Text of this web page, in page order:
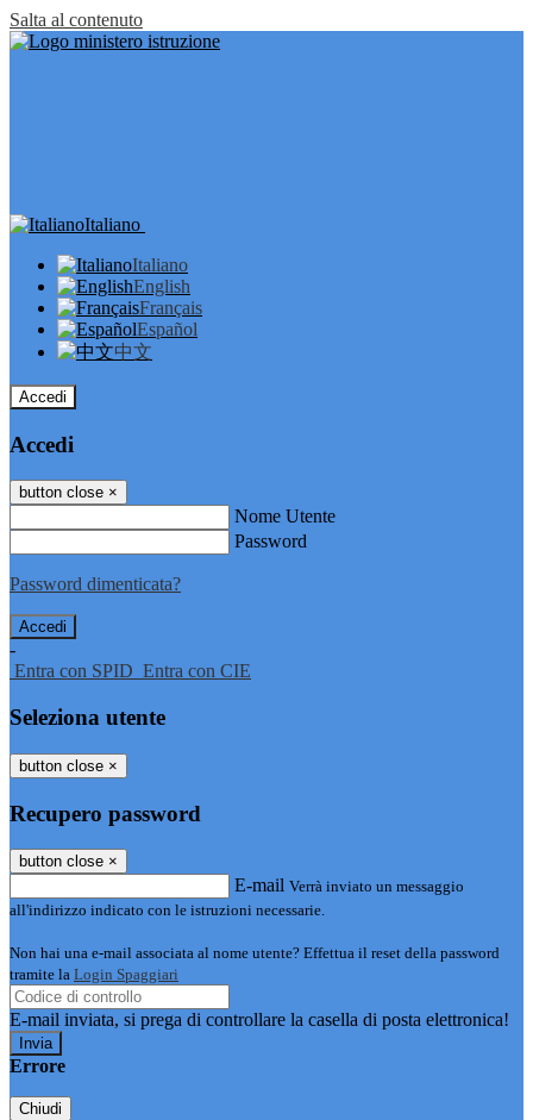
Salta al contenuto
Italiano
Italiano
English
Français
Español
中文
Accedi
Accedi
button close ×
Nome Utente
Password
Password dimenticata?
-
Entra con SPID Entra con CIE
Seleziona utente
button close ×
Recupero password
button close ×
E-mail Verrà inviato un messaggio
all'indirizzo indicato con le istruzioni necessarie.
Non hai una e-mail associata al nome utente? Effettua il reset della password
tramite la Login Spaggiari
E-mail inviata, si prega di controllare la casella di posta elettronica!
Errore
Chiudi